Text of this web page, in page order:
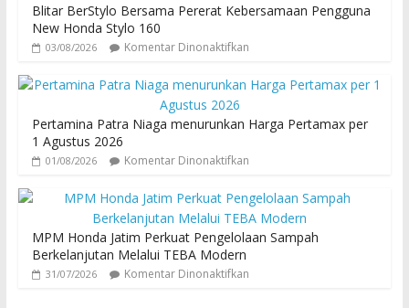
Blitar BerStylo Bersama Pererat Kebersamaan Pengguna
New Honda Stylo 160
03/08/2026 Komentar Dinonaktifkan
Pertamina Patra Niaga menurunkan Harga Pertamax per
1 Agustus 2026
01/08/2026 Komentar Dinonaktifkan
MPM Honda Jatim Perkuat Pengelolaan Sampah
Berkelanjutan Melalui TEBA Modern
31/07/2026 Komentar Dinonaktifkan